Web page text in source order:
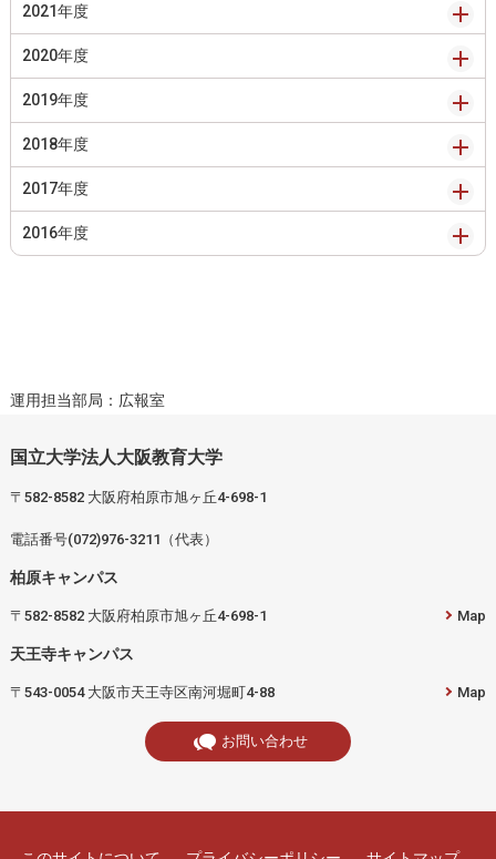
2021年度
2020年度
2019年度
2018年度
2017年度
2016年度
運用担当部局：広報室
国立大学法人大阪教育大学
〒582-8582 大阪府柏原市旭ヶ丘4-698-1
電話番号(072)976-3211（代表）
柏原キャンパス
〒582-8582 大阪府柏原市旭ヶ丘4-698-1 Map
天王寺キャンパス
〒543-0054 大阪市天王寺区南河堀町4-88 Map
お問い合わせ